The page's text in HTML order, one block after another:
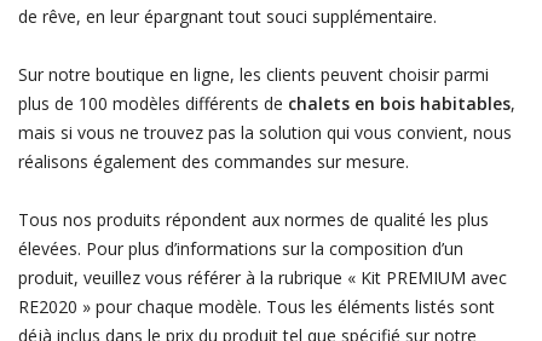
de rêve, en leur épargnant tout souci supplémentaire.
Sur notre boutique en ligne, les clients peuvent choisir parmi
plus de 100 modèles différents de chalets en bois habitables,
mais si vous ne trouvez pas la solution qui vous convient, nous
réalisons également des commandes sur mesure.
Tous nos produits répondent aux normes de qualité les plus
élevées. Pour plus d’informations sur la composition d’un
produit, veuillez vous référer à la rubrique « Kit PREMIUM avec
RE2020 » pour chaque modèle. Tous les éléments listés sont
déjà inclus dans le prix du produit tel que spécifié sur notre